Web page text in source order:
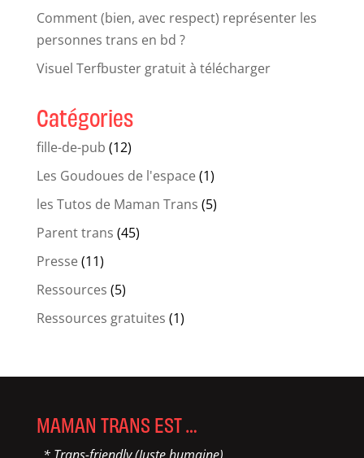
Comment (bien, avec respect) représenter les
personnes trans en bd ?
Visuel Terfbuster gratuit à télécharger
Catégories
fille-de-pub (12)
Les Goudoues de l'espace(1)
les Tutos de Maman Trans (5)
Parent trans (45)
Presse(11)
Ressources (5)
Ressources gratuites (1)
MAMAN TRANS EST …